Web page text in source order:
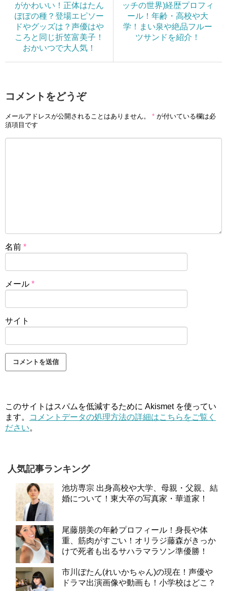
がかわいい！正体はたん
ぽぽの種？登場エピソー
ドやグッズは？声優はや
ころと同じ折笠富美子！
おかいつで大人気！
ッチの世界)経歴プロフィ
ール！年齢・高校や大
学！まい泉や絶品フルー
ツサンドを紹介！
コメントをどうぞ
メールアドレスが公開されることはありません。 * が付いている欄は必
須項目です
名前 *
メール *
サイト
このサイトはスパムを低減するために Akismet を使ってい
ます。
コメントデータの処理方法の詳細はこちらをご覧く
ださい。
人気記事ランキング
池坊専宗 出身高校や大学、母親・父親、結
婚について！東大卒の写真家・華道家！
尾藤朋美の年齢プロフィール！身長や体
重、筋肉がすごい！オリラジ藤森がきっか
けで死者も出るサハラマラソン準優勝！
市川ぼたん(れいかちゃん)の現在！声優や
ドラマ出演画像や動画も！小学校はどこ？